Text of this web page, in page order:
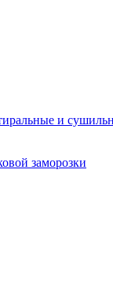
и
заморозки